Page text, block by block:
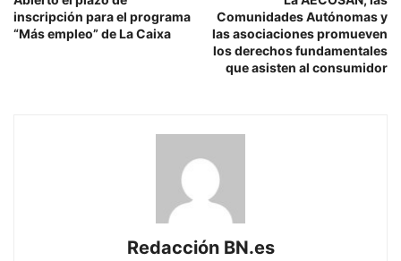
inscripción para el programa
“Más empleo” de La Caixa
Comunidades Autónomas y
las asociaciones promueven
los derechos fundamentales
que asisten al consumidor
Redacción BN.es